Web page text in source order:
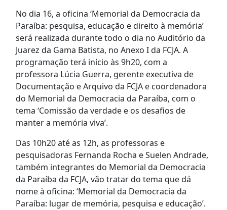
No dia 16, a oficina ‘Memorial da Democracia da
Paraíba: pesquisa, educação e direito à memória’
será realizada durante todo o dia no Auditório da
Juarez da Gama Batista, no Anexo I da FCJA. A
programação terá início às 9h20, com a
professora Lúcia Guerra, gerente executiva de
Documentação e Arquivo da FCJA e coordenadora
do Memorial da Democracia da Paraíba, com o
tema ‘Comissão da verdade e os desafios de
manter a memória viva’.
Das 10h20 até as 12h, as professoras e
pesquisadoras Fernanda Rocha e Suelen Andrade,
também integrantes do Memorial da Democracia
da Paraíba da FCJA, vão tratar do tema que dá
nome à oficina: ‘Memorial da Democracia da
Paraíba: lugar de memória, pesquisa e educação’.